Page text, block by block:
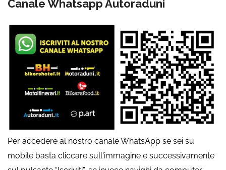
Canale Whatsapp Autoraduni
Per accedere al nostro canale WhatsApp se sei su
mobile basta cliccare sull'immagine e successivamente